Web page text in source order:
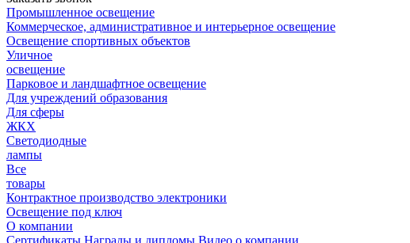
Промышленное освещение
Коммерческое, административное и интерьерное освещение
Освещение спортивных объектов
Уличное
освещение
Парковое и ландшафтное освещение
Для учреждений образования
Для сферы
ЖКХ
Светодиодные
лампы
Все
товары
Контрактное производство электроники
Освещение под ключ
О компании
Сертификаты Награды и дипломы Видео о компании